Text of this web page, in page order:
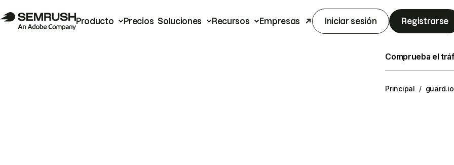
Producto Precios Soluciones Recursos Empresas Iniciar sesión Registrarse
Comprueba el
Principal / guard.io